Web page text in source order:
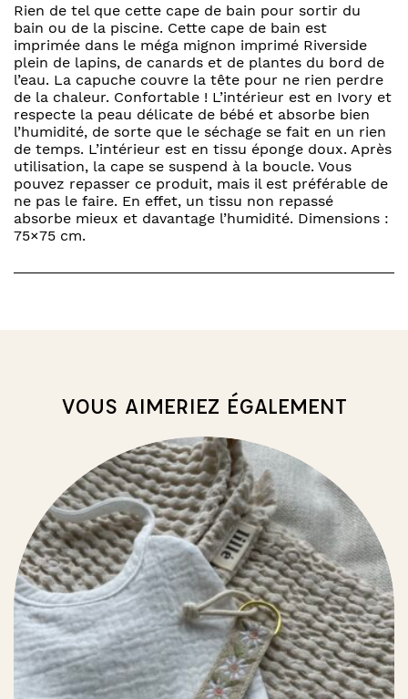
Rien de tel que cette cape de bain pour sortir du
bain ou de la piscine. Cette cape de bain est
imprimée dans le méga mignon imprimé Riverside
plein de lapins, de canards et de plantes du bord de
l’eau. La capuche couvre la tête pour ne rien perdre
de la chaleur. Confortable ! L’intérieur est en Ivory et
respecte la peau délicate de bébé et absorbe bien
l’humidité, de sorte que le séchage se fait en un rien
de temps. L’intérieur est en tissu éponge doux. Après
utilisation, la cape se suspend à la boucle. Vous
pouvez repasser ce produit, mais il est préférable de
ne pas le faire. En effet, un tissu non repassé
absorbe mieux et davantage l’humidité. Dimensions :
75×75 cm.
VOUS AIMERIEZ ÉGALEMENT